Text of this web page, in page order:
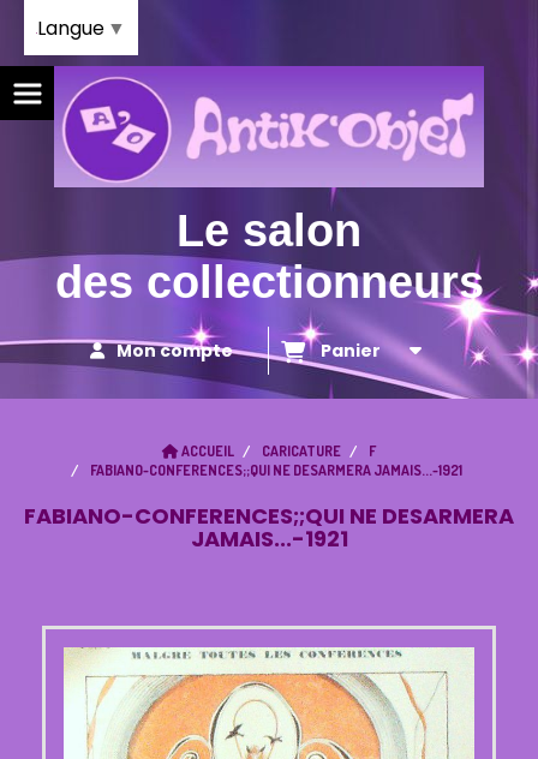
Le salon
des collectionneurs
Mon compte Panier
ACCUEIL CARICATURE
F
FABIANO-CONFERENCES;;QUI NE DESARMERA JAMAIS...-1921
FABIANO-CONFERENCES;;QUI NE DESARMERA
JAMAIS...-1921
Langue ▼